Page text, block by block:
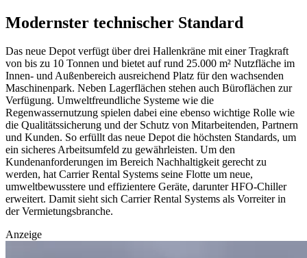
Modernster technischer Standard
Das neue Depot verfügt über drei Hallenkräne mit einer Tragkraft
von bis zu 10 Tonnen und bietet auf rund 25.000 m² Nutzfläche im
Innen- und Außenbereich ausreichend Platz für den wachsenden
Maschinenpark. Neben Lagerflächen stehen auch Büroflächen zur
Verfügung. Umweltfreundliche Systeme wie die
Regenwassernutzung spielen dabei eine ebenso wichtige Rolle wie
die Qualitätssicherung und der Schutz von Mitarbeitenden, Partnern
und Kunden. So erfüllt das neue Depot die höchsten Standards, um
ein sicheres Arbeitsumfeld zu gewährleisten. Um den
Kundenanforderungen im Bereich Nachhaltigkeit gerecht zu
werden, hat Carrier Rental Systems seine Flotte um neue,
umweltbewusstere und effizientere Geräte, darunter HFO-Chiller
erweitert. Damit sieht sich Carrier Rental Systems als Vorreiter in
der Vermietungsbranche.
Anzeige